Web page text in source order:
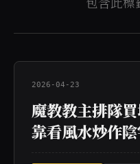
2026-04-23
魔教教主排隊
靠看風水炒作